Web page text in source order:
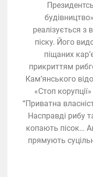
реалізується з
піску. Його
піщаних
прикриттям
Кам’янського
«Стоп
“Приватна
Насправді рибу
копають пісок…
прямують